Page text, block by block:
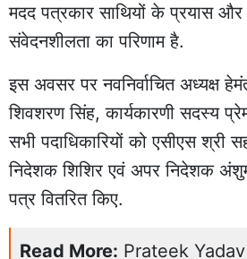
मदद पत्रकार साथियों के प्रयास
संवेदनशीलता का परिणाम है.
इस अवसर पर नवनिर्वाचित अध्यक्ष
शिवशरण सिंह, कार्यकारणी सदस्य
सभी पदाधिकारियों को एसीएस श्री
निदेशक शिशिर एवं अपर निदेशक
पत्र वितरित किए.
Read More: Prateek